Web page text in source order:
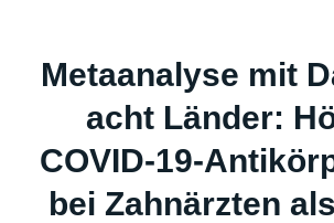
Metaanalyse mit
acht Länder:
COVID-19-
bei Zahnärzten